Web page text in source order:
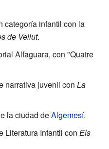
categoría infantil con la
de Vellut.
Alfaguara, con "Quatre
narrativa juvenil con La
la ciudad deAlgemesí.
Literatura Infantil con Els